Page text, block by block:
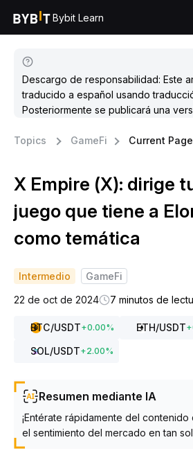
Bybit Learn
Descargo de responsabilidad: Este
traducido a español usando
Posteriormente se publicará una
Topics GameFi Current Page
X Empire (X): dirige
juego que tiene a
como temática
Intermedio
GameFi
22 de oct de 2024
7 minutos de
BTC/USDT+0.00% ETH/USDT+
SOL/USDT+2.00%
Resumen mediante IA
¡Entérate rápidamente del
el sentimiento del mercado en tan